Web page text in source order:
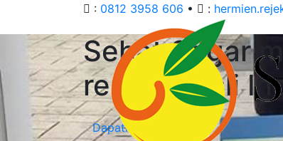
: 0812 3958 606 • :
Sehat Segar
rempah asli
Dapatkan Penawaran